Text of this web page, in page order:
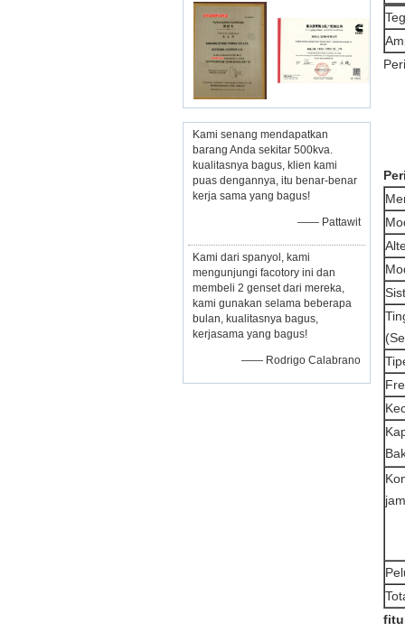
Kami senang mendapatkan
barang Anda sekitar 500kva.
kualitasnya bagus, klien kami
puas dengannya, itu benar-benar
kerja sama yang bagus!
—— Pattawit
Kami dari spanyol, kami
mengunjungi facotory ini dan
membeli 2 genset dari mereka,
kami gunakan selama beberapa
bulan, kualitasnya bagus,
kerjasama yang bagus!
—— Rodrigo Calabrano